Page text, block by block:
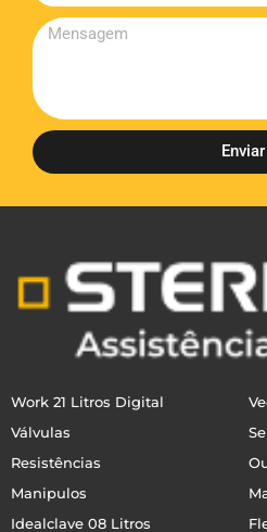
Enviar
Work 21 Litros Digital
Válvulas
Resistências
Manipulos
Idealclave 08 Litros